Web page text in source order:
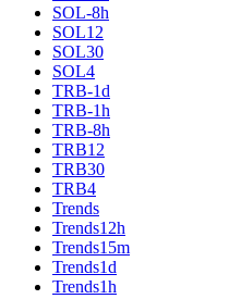
SOL-8h
SOL12
SOL30
SOL4
TRB-1d
TRB-1h
TRB-8h
TRB12
TRB30
TRB4
Trends
Trends12h
Trends15m
Trends1d
Trends1h